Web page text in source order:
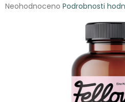
Průměrné
Neohodnoceno Podrobnosti